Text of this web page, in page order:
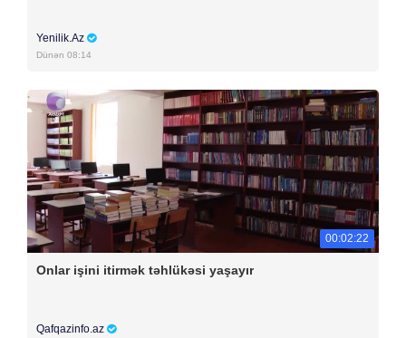
Yenilik.Az
Dünən 08:14
00:02:22
Onlar işini itirmək təhlükəsi yaşayır
Qafqazinfo.az